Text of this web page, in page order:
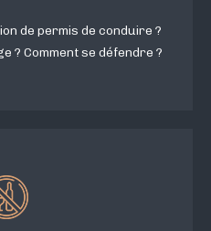
de permis de conduire ?
? Comment se défendre ?